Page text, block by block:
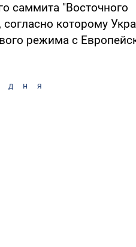
саммита "Восточного
согласно которому
режима с
дня